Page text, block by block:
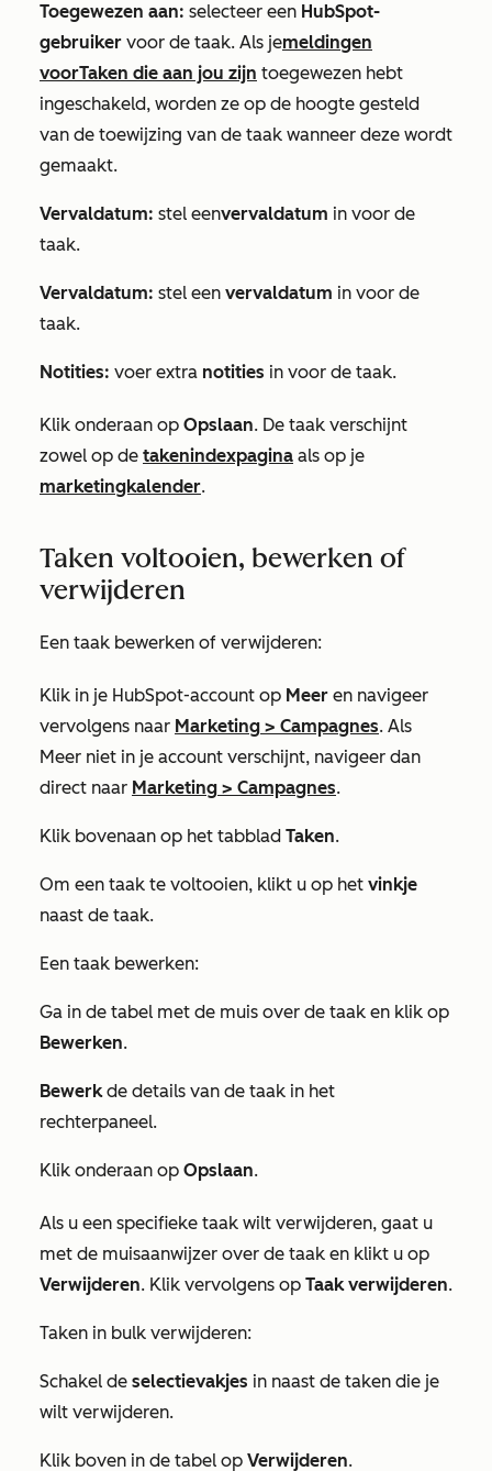
Toegewezen aan: selecteer een HubSpot-
gebruiker voor de taak. Als jemeldingen
voorTaken die aan jou zijn toegewezen hebt
ingeschakeld, worden ze op de hoogte gesteld
van de toewijzing van de taak wanneer deze wordt
gemaakt.
Vervaldatum: stel eenvervaldatum in voor de
taak.
Vervaldatum: stel een vervaldatum in voor de
taak.
Notities: voer extra notities in voor de taak.
Klik onderaan op Opslaan. De taak verschijnt
zowel op de takenindexpagina als op je
marketingkalender.
Taken voltooien, bewerken of
verwijderen
Een taak bewerken of verwijderen:
Klik in je HubSpot-account op Meer en navigeer
vervolgens naar Marketing > Campagnes. Als
Meer niet in je account verschijnt, navigeer dan
direct naar Marketing > Campagnes.
Klik bovenaan op het tabblad Taken.
Om een taak te voltooien, klikt u op het vinkje
naast de taak.
Een taak bewerken:
Ga in de tabel met de muis over de taak en klik op
Bewerken.
Bewerkde details van de taak in het
rechterpaneel.
Klik onderaan op Opslaan.
Als u een specifieke taak wilt verwijderen, gaat u
met de muisaanwijzer over de taak en klikt u op
Verwijderen. Klik vervolgens op Taak verwijderen.
Taken in bulk verwijderen:
Schakel de selectievakjes in naast de taken die je
wilt verwijderen.
Klik boven in de tabel op Verwijderen.